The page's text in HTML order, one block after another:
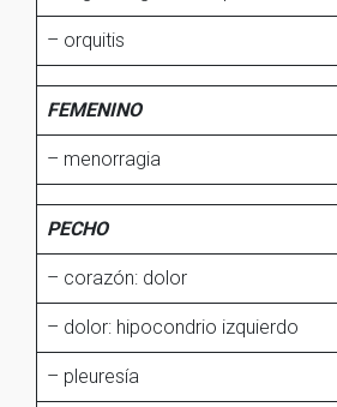
– orquitis
FEMENINO
– menorragia
PECHO
– corazón: dolor
– dolor: hipocondrio izquierdo
– pleuresía